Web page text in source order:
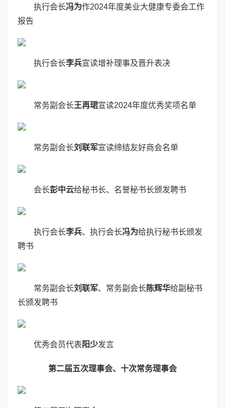
执行会长冯为作2024年度美业大健康专委会工作
报告
执行会长李兵宣读增补理事及晋升表决
常务副会长王再珺宣读2024年度优秀奖项名单
常务副会长刘联军宣读缔结友好商会名单
会长彭中云给秘书长、名誉秘书长颁发聘书
执行会长李兵、执行会长冯为给执行秘书长颁发
聘书
常务副会长刘联军、常务副会长 陈辉华给副秘书
长颁发聘书
优秀会员代表 阳少发言
第二届五次理事会、十次常务理事会